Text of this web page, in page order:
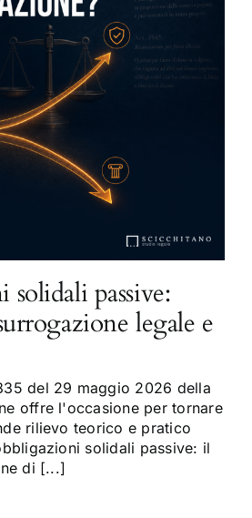
passive:
legale e
del 29 maggio 2026 della
offre l'occasione per tornare
rilievo teorico e pratico
solidali passive: il
di [...]